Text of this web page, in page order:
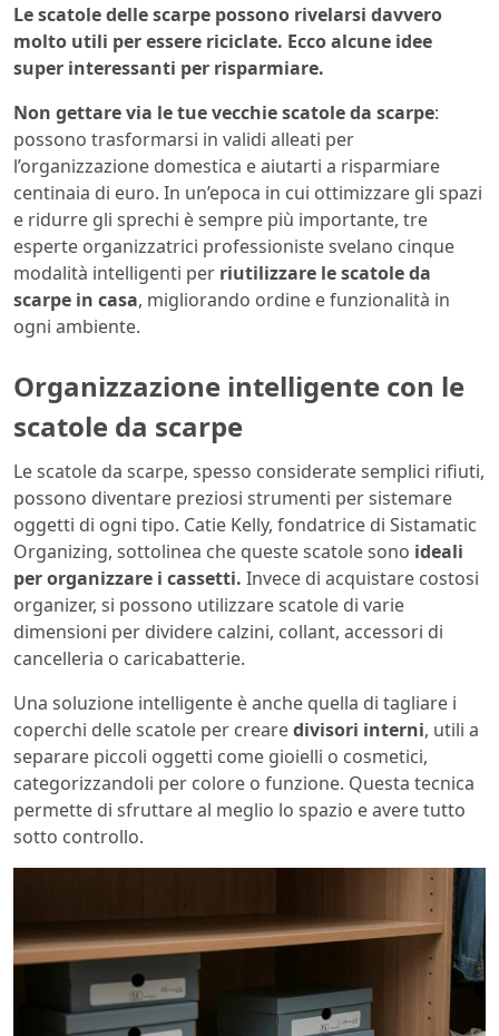
Le scatole delle scarpe possono rivelarsi davvero
molto utili per essere riciclate. Ecco alcune idee
super interessanti per risparmiare.
Non gettare via le tue vecchie scatole da scarpe:
possono trasformarsi in validi alleati per
l’organizzazione domestica e aiutarti a risparmiare
centinaia di euro. In un’epoca in cui ottimizzare gli spazi
e ridurre gli sprechi è sempre più importante, tre
esperte organizzatrici professioniste svelano cinque
modalità intelligenti per riutilizzare le scatole da
scarpe in casa, migliorando ordine e funzionalità in
ogni ambiente.
Organizzazione intelligente con le
scatole da scarpe
Le scatole da scarpe, spesso considerate semplici rifiuti,
possono diventare preziosi strumenti per sistemare
oggetti di ogni tipo. Catie Kelly, fondatrice di Sistamatic
Organizing, sottolinea che queste scatole sono ideali
per organizzare i cassetti. Invece di acquistare costosi
organizer, si possono utilizzare scatole di varie
dimensioni per dividere calzini, collant, accessori di
cancelleria o caricabatterie.
Una soluzione intelligente è anche quella di tagliare i
coperchi delle scatole per crearedivisori interni, utili a
separare piccoli oggetti come gioielli o cosmetici,
categorizzandoli per colore o funzione. Questa tecnica
permette di sfruttare al meglio lo spazio e avere tutto
sotto controllo.